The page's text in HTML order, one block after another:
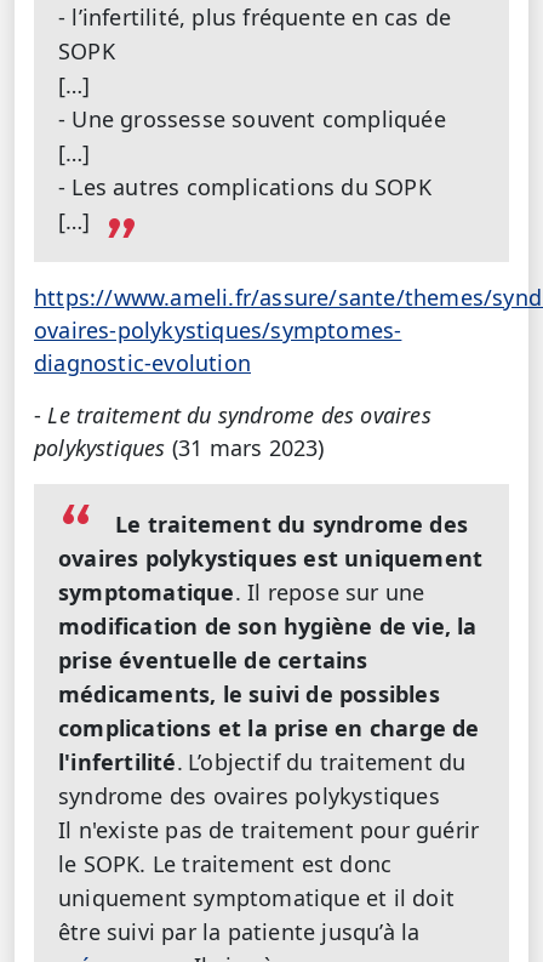
- l’infertilité, plus fréquente en cas de
SOPK
[…]
- Une grossesse souvent compliquée
[…]
- Les autres complications du SOPK
[…]
https://www.ameli.fr/assure/sante/themes/
ovaires-polykystiques/symptomes-
diagnostic-evolution
-Le traitement du syndrome des ovaires
polykystiques (31 mars 2023)
Le traitement du syndrome des
ovaires polykystiques est uniquement
symptomatique. Il repose sur une
modification de son hygiène de vie, la
prise éventuelle de certains
médicaments, le suivi de possibles
complications et la prise en charge de
l'infertilité. L’objectif du traitement du
syndrome des ovaires polykystiques
Il n'existe pas de traitement pour guérir
le SOPK. Le traitement est donc
uniquement symptomatique et il doit
être suivi par la patiente jusqu’à la